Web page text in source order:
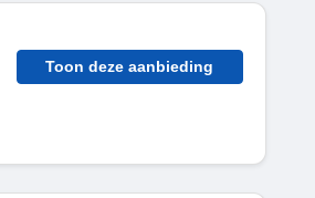
Toon deze aanbieding